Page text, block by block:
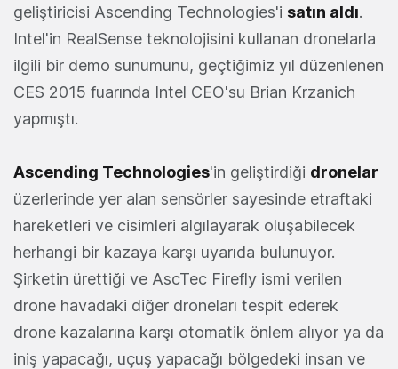
geliştiricisi Ascending Technologies'i satın aldı.
Intel'in RealSense teknolojisini kullanan dronelarla
ilgili bir demo sunumunu, geçtiğimiz yıl düzenlenen
CES 2015 fuarında Intel CEO'su Brian Krzanich
yapmıştı.
Ascending Technologies'in geliştirdiği dronelar
üzerlerinde yer alan sensörler sayesinde etraftaki
hareketleri ve cisimleri algılayarak oluşabilecek
herhangi bir kazaya karşı uyarıda bulunuyor.
Şirketin ürettiği ve AscTec Firefly ismi verilen
drone havadaki diğer droneları tespit ederek
drone kazalarına karşı otomatik önlem alıyor ya da
iniş yapacağı, uçuş yapacağı bölgedeki insan ve